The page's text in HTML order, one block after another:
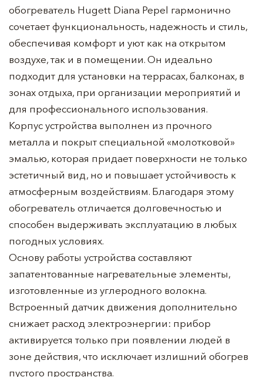
обогреватель Hugett Diana Pepel гармонично
сочетает функциональность, надежность и стиль,
обеспечивая комфорт и уют как на открытом
воздухе, так и в помещении. Он идеально
подходит для установки на террасах, балконах, в
зонах отдыха, при организации мероприятий и
для профессионального использования.
Корпус устройства выполнен из прочного
металла и покрыт специальной «молотковой»
эмалью, которая придает поверхности не только
эстетичный вид, но и повышает устойчивость к
атмосферным воздействиям. Благодаря этому
обогреватель отличается долговечностью и
способен выдерживать эксплуатацию в любых
погодных условиях.
Основу работы устройства составляют
запатентованные нагревательные элементы,
изготовленные из углеродного волокна.
Встроенный датчик движения дополнительно
снижает расход электроэнергии: прибор
активируется только при появлении людей в
зоне действия, что исключает излишний обогрев
пустого пространства.